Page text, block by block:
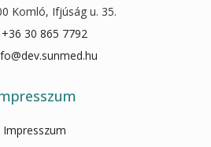
Komló, Ifjúság u. 35.
+36 30 865 7792
Impresszum